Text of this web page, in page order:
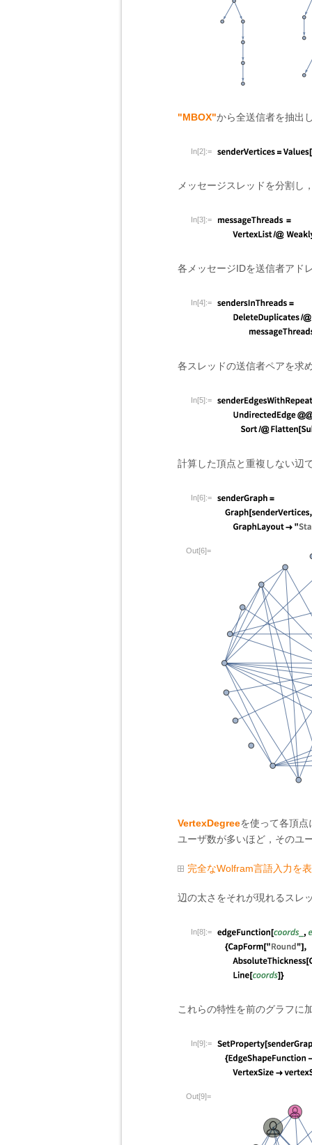
"MBOX"から全送信者を抽出
In[2]:=
メッセージスレッドを分割し
In[3]:=
各メッセージIDを送信者アド
In[4]:=
各スレッドの送信者ペアを求
In[5]:=
計算した頂点と重複しない辺
In[6]:=
Out[6]=
VertexDegreeを使って各頂
ユーザ数が多いほど，そのユ
完全なWolfram言語入力を
辺の太さをそれが現れるスレ
In[8]:=
これらの特性を前のグラフに
In[9]:=
Out[9]=